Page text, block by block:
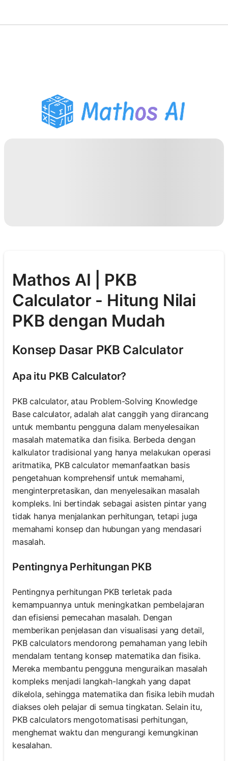
Pembantu PR PDF
Alat Belajar
Mathos AI | PKB
Calculator - Hitung Nilai
PKB dengan Mudah
Konsep Dasar PKB Calculator
Apa itu PKB Calculator?
PKB calculator, atau Problem-Solving Knowledge
Base calculator, adalah alat canggih yang dirancang
untuk membantu pengguna dalam menyelesaikan
masalah matematika dan fisika. Berbeda dengan
kalkulator tradisional yang hanya melakukan operasi
aritmatika, PKB calculator memanfaatkan basis
pengetahuan komprehensif untuk memahami,
menginterpretasikan, dan menyelesaikan masalah
kompleks. Ini bertindak sebagai asisten pintar yang
tidak hanya menjalankan perhitungan, tetapi juga
memahami konsep dan hubungan yang mendasari
masalah.
Pentingnya Perhitungan PKB
Pentingnya perhitungan PKB terletak pada
kemampuannya untuk meningkatkan pembelajaran
dan efisiensi pemecahan masalah. Dengan
memberikan penjelasan dan visualisasi yang detail,
PKB calculators mendorong pemahaman yang lebih
mendalam tentang konsep matematika dan fisika.
Mereka membantu pengguna menguraikan masalah
kompleks menjadi langkah-langkah yang dapat
dikelola, sehingga matematika dan fisika lebih mudah
diakses oleh pelajar di semua tingkatan. Selain itu,
PKB calculators mengotomatisasi perhitungan,
menghemat waktu dan mengurangi kemungkinan
kesalahan.